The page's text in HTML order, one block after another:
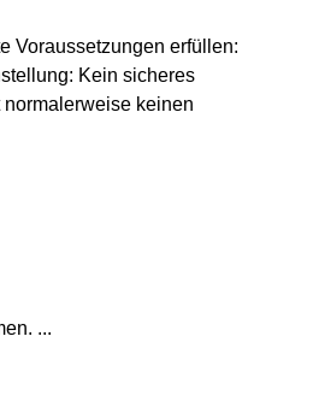
Voraussetzungen erfüllen:
Kein sicheres
keinen
...